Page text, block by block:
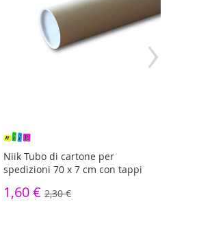
Niik Tubo di cartone per
spedizioni 70 x 7 cm con tappi
1,60 € 2,30 €
›